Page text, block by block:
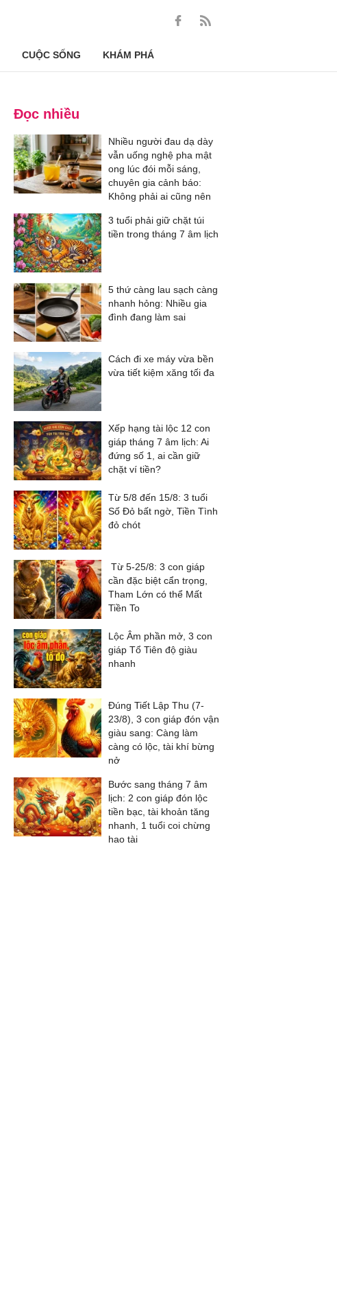
CUỘC SỐNG KHÁM PHÁ
Đọc nhiều
Nhiều người đau dạ dày
vẫn uống nghệ pha mật
ong lúc đói mỗi sáng,
chuyên gia cảnh báo:
Không phải ai cũng nên
3 tuổi phải giữ chặt túi
tiền trong tháng 7 âm lịch
5 thứ càng lau sạch càng
nhanh hỏng: Nhiều gia
đình đang làm sai
Cách đi xe máy vừa bền
vừa tiết kiệm xăng tối đa
Xếp hạng tài lộc 12 con
giáp tháng 7 âm lịch: Ai
đứng số 1, ai cần giữ
chặt ví tiền?
Từ 5/8 đến 15/8: 3 tuổi
Số Đỏ bất ngờ, Tiền Tình
đỏ chót
Từ 5-25/8: 3 con giáp
cần đặc biệt cẩn trọng,
Tham Lớn có thể Mất
Tiền To
Lộc Âm phần mở, 3 con
giáp Tổ Tiên độ giàu
nhanh
Đúng Tiết Lập Thu (7-
23/8), 3 con giáp đón vận
giàu sang: Càng làm
càng có lộc, tài khí bừng
nở
Bước sang tháng 7 âm
lịch: 2 con giáp đón lộc
tiền bạc, tài khoản tăng
nhanh, 1 tuổi coi chừng
hao tài